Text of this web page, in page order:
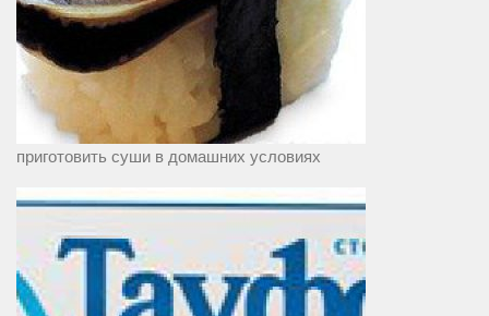
приготовить суши в домашних условиях